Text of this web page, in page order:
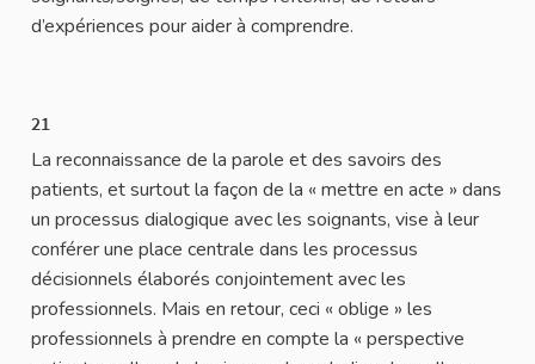
d’expériences pour aider à comprendre.
21
La reconnaissance de la parole et des savoirs des
patients, et surtout la façon de la « mettre en acte » dans
un processus dialogique avec les soignants, vise à leur
conférer une place centrale dans les processus
décisionnels élaborés conjointement avec les
professionnels. Mais en retour, ceci « oblige » les
professionnels à prendre en compte la « perspective